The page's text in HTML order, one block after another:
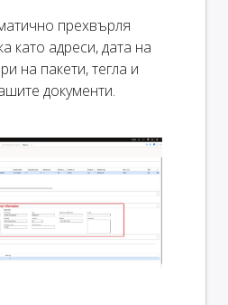
прехвърля
като адреси, дата на
на пакети, тегла и
документи.